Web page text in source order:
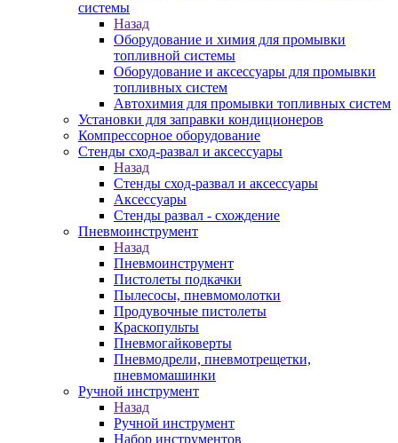
системы
Назад
Оборудование и химия для промывки
топливной системы
Оборудование и аксессуары для промывки
топливных систем
Автохимия для промывки топливных систем
Установки для заправки кондиционеров
Компрессорное оборудование
Стенды сход-развал и аксессуары
Назад
Стенды сход-развал и аксессуары
Аксессуары
Стенды развал - схождение
Пневмоинструмент
Назад
Пневмоинструмент
Пистолеты подкачки
Пылесосы, пневмомолотки
Продувочные пистолеты
Краскопульты
Пневмогайковерты
Пневмодрели, пневмотрещетки,
пневмомашинки
Ручной инструмент
Назад
Ручной инструмент
Набор инструментов